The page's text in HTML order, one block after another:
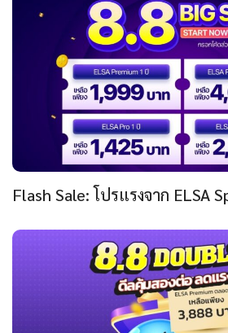
Flash Sale: โปรแรงจาก ELSA